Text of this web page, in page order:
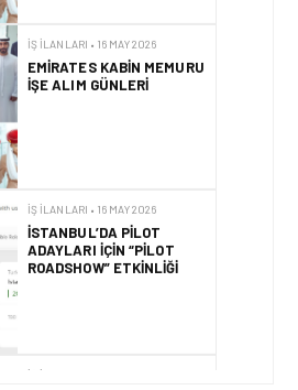
EMIRATES KABIN MEMURU
İŞE ALIM GÜNLERI
İSTANBUL’DA PILOT
ADAYLARI IÇIN “PILOT
ROADSHOW” ETKINLIĞI
AJET SATIŞ MÜDÜRLÜĞÜ